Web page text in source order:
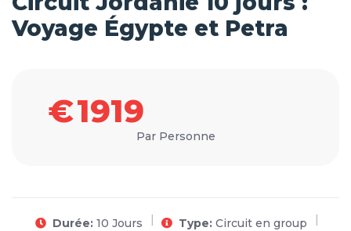
Voyage Égypte et Petra
€1919
Par Personne
Durée: 10 Jours Type: Circuit en group